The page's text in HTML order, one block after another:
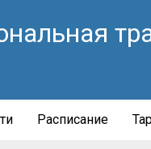
Расписание